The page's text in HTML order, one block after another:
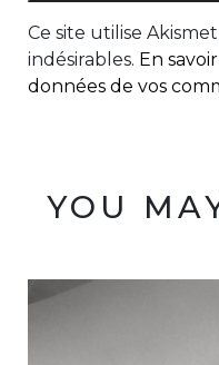
Ce site utilise
indésirables. En
données de vos
YOU